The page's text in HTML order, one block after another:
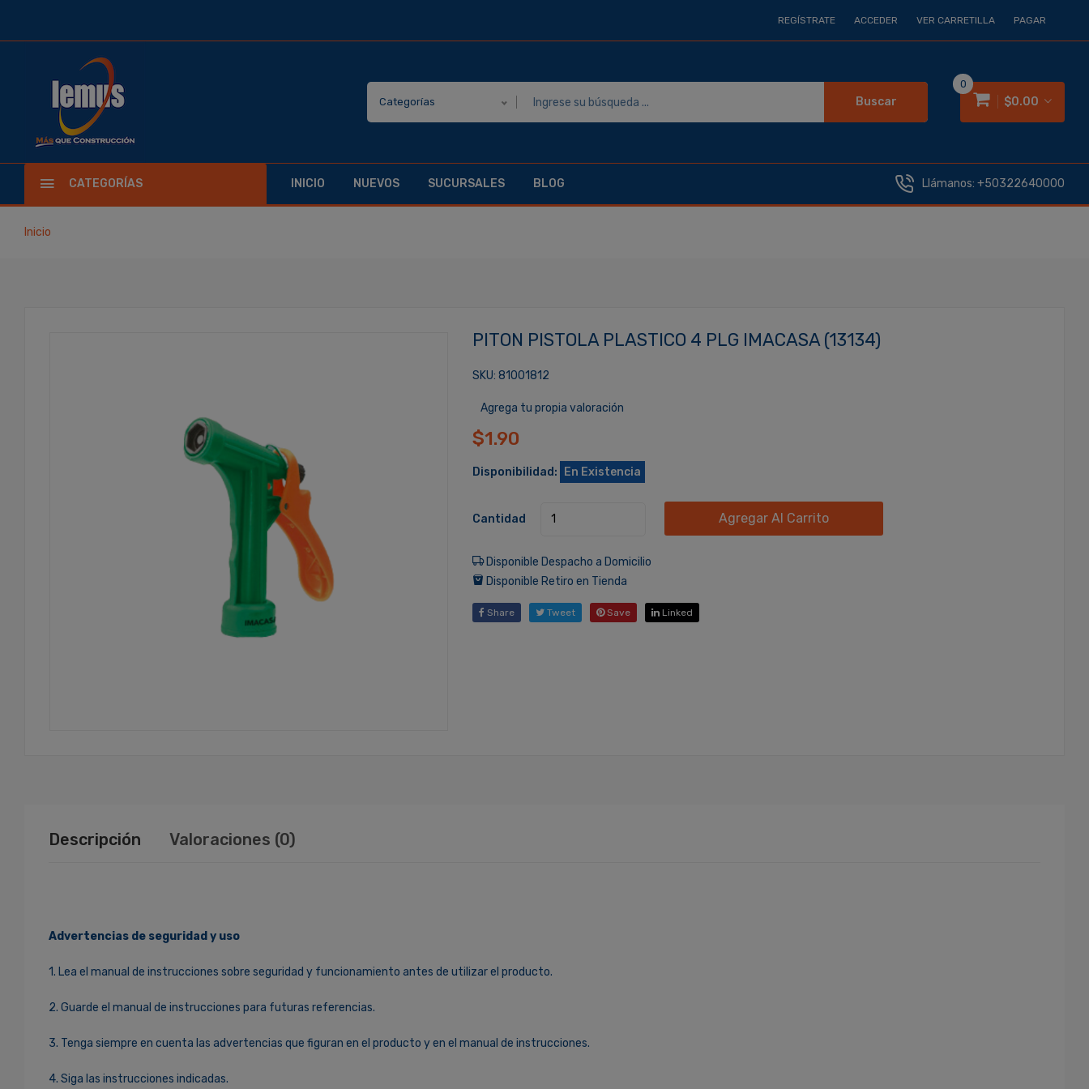
REGÍSTRATE ACCEDER VER CARRETILLA PAGAR
Categorías Buscar $0.00
0
CATEGORÍAS INICIO NUEVOS SUCURSALES BLOG Llámanos: +50322640000
Inicio
PITON PISTOLA PLASTICO 4 PLG IMACASA (13134)
SKU: 81001812
Agrega tu propia valoración
$1.90
Disponibilidad: En Existencia
Cantidad Agregar Al Carrito
Disponible Despacho a Domicilio
Disponible Retiro en Tienda
Share Tweet Save Linked
Descripción Valoraciones (0)
Advertencias de seguridad y uso
1. Lea el manual de instrucciones sobre seguridad y funcionamiento antes de utilizar el producto.
2. Guarde el manual de instrucciones para futuras referencias.
3. Tenga siempre en cuenta las advertencias que figuran en el producto y en el manual de instrucciones.
4. Siga las instrucciones indicadas.